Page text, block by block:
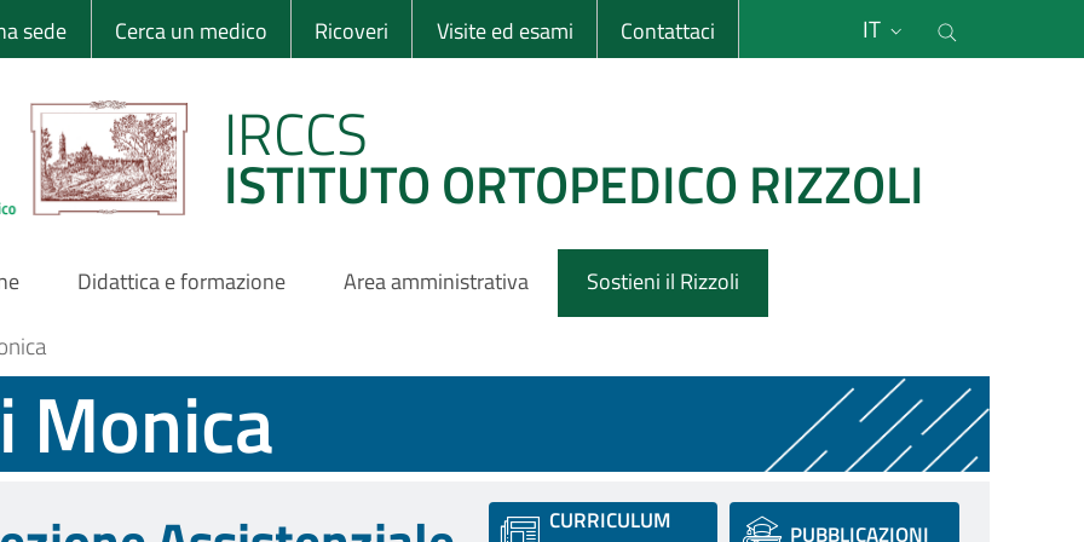
Rizzoli
sede Cerca un medico Ricoveri Visite ed esami Contattaci IT
IRCCS
ISTITUTO ORTOPEDICO RIZZOLI
Didattica e formazione Area amministrativa Sostieni il Rizzoli
Monica
CURRICULUM
PUBBLICAZIONI